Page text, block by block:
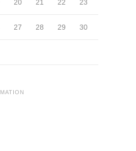
20 21 22 23
27 28 29 30